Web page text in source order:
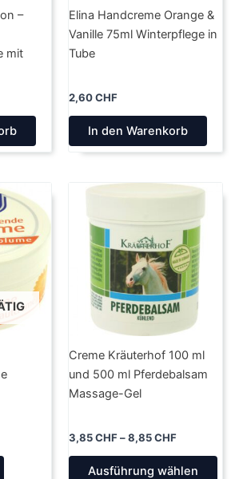
–
mit
Elina Handcreme Orange &
Vanille 75ml Winterpflege in
Tube
2,60CHF
In den Warenkorb
Creme Kräuterhof 100 ml
und 500 ml Pferdebalsam
Massage-Gel
3,85CHF–8,85CHF
Ausführung wählen